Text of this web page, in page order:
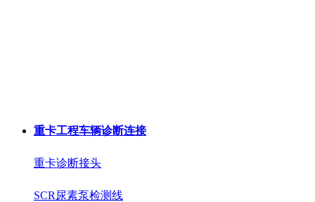
重卡工程车辆诊断连接
重卡诊断接头
SCR尿素泵检测线